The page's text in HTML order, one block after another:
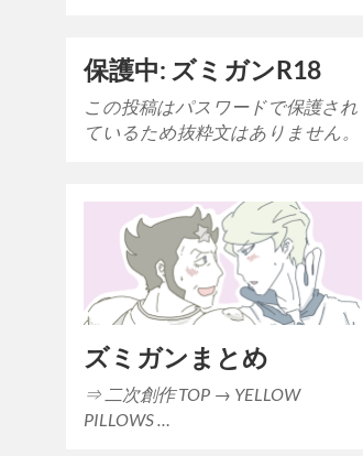
保護中: ズミガンR18
この投稿はパスワードで保護され
ているため抜粋文はありません。
ズミガンまとめ
⇒ 二次創作 TOP → YELLOW
PILLOWS …